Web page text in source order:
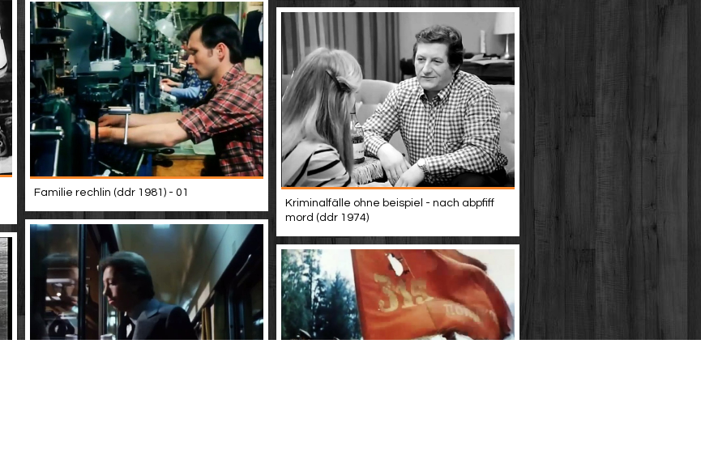
Familie rechlin (ddr 1981) - 01
Kriminalfälle ohne beispiel - nach abpfiff
mord (ddr 1974)